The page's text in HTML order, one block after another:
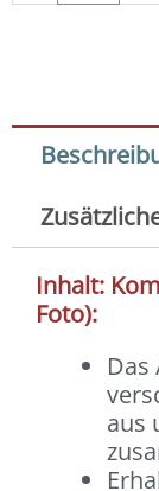
Inhalt:
Foto):
Das
aus